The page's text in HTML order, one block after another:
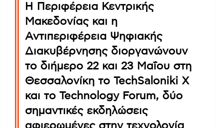
Η Περιφέρεια Κεντρικής
Μακεδονίας και η
Αντιπεριφέρεια Ψηφιακής
Διακυβέρνησης διοργανώνουν
το διήμερο 22 και 23 Μαΐου στη
Θεσσαλονίκη το TechSaloniki X
και το Technology Forum, δύο
σημαντικές εκδηλώσεις
αφιερωμένες στην τεχνολογία